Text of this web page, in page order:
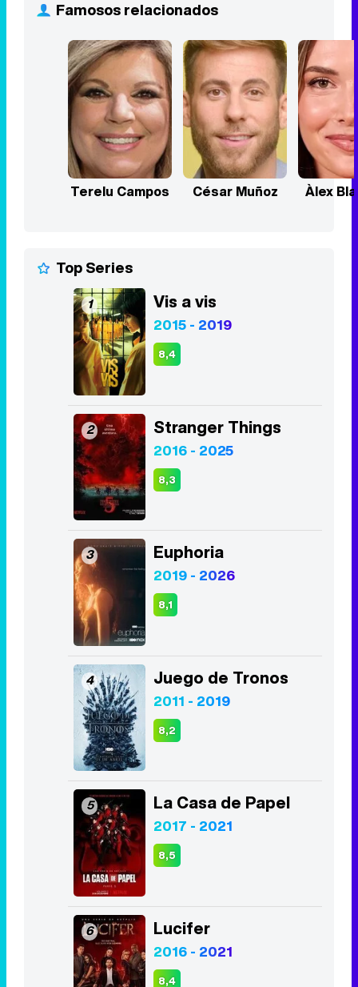
Terelu Campos César Muñoz Àlex
Top Series
1 Vis a vis
2 Stranger Things
2016 - 2025
8,3
3 Euphoria
2019 - 2026
8,1
4 Juego de Tronos
2011 - 2019
8,2
5 La Casa de Papel
2017 - 2021
8,5
6 Lucifer
2016 - 2021
8,4
7 The Walking Dead
2010 - 2022